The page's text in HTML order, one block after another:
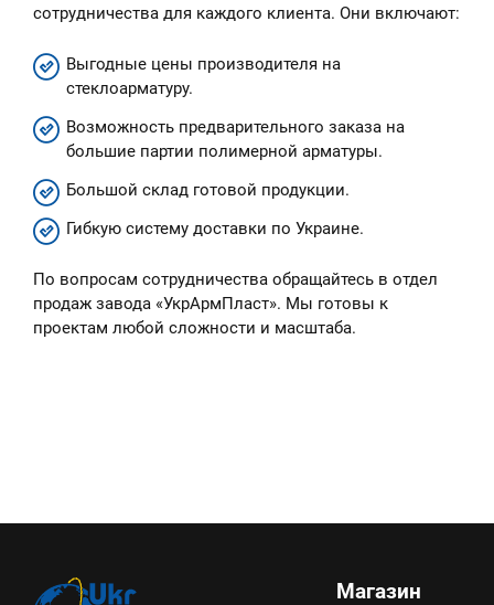
сотрудничества для каждого клиента. Они включают:
Выгодные цены производителя на
стеклоарматуру.
Возможность предварительного заказа на
большие партии полимерной арматуры.
Большой склад готовой продукции.
Гибкую систему доставки по Украине.
По вопросам сотрудничества обращайтесь в отдел
продаж завода «УкрАрмПласт». Мы готовы к
проектам любой сложности и масштаба.
Магазин